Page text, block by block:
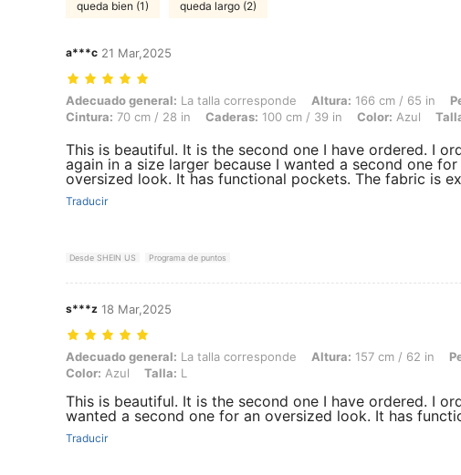
queda bien (1) queda largo (2)
a***c 21 Mar,2025
Adecuado general: La talla corresponde, Altura: 166 cm / 65 in, Peso: 60 kg /
Adecuado general: La talla corresponde Altura: 166 cm / 65 in
Cintura: 70 cm / 28 in Caderas: 100 cm / 39 in Color: Azul
This is beautiful. It is the second one I have ordered. I
again in a size larger because I wanted a second one for
oversized look. It has functional pockets. The fabric is
Traducir
Desde SHEIN US Programa de puntos
s***z 18 Mar,2025
Adecuado general: La talla corresponde, Altura: 157 cm / 62 in, Peso: 63 kg /
Adecuado general: La talla corresponde Altura: 157 cm / 62 in
Color: Azul Talla: L
This is beautiful. It is the second one I have ordered. I
wanted a second one for an oversized look. It has
Traducir